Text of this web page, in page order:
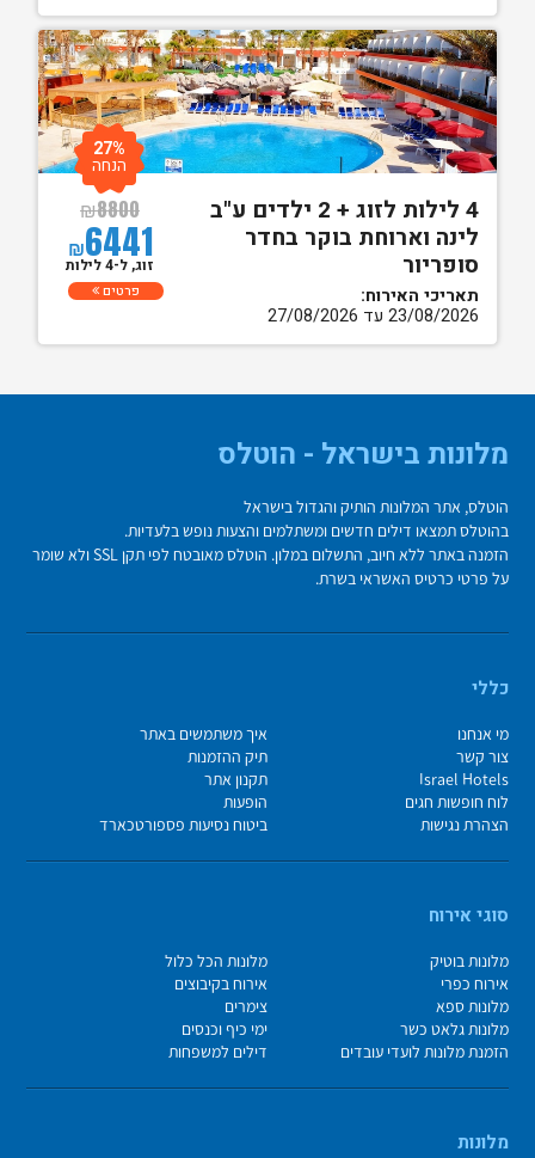
4 לילות לזוג + 2 ילדים ע"ב
לינה וארוחת בוקר בחדר
סופריור
תאריכי האירוח:
23/08/2026 עד 27/08/2026
₪8800
₪6441
27%
הנחה
זוג, ל-4 לילות
פרטים
מלונות בישראל - הוטלס
הוטלס, אתר המלונות הותיק והגדול בישראל
בהוטלס תמצאו דילים חדשים ומשתלמים והצעות נופש בלעדיות.
הזמנה באתר ללא חיוב, התשלום במלון. הוטלס מאובטח לפי תקן SSL ולא שומר
על פרטי כרטיס האשראי בשרת.
כללי
מי אנחנו
איך משתמשים באתר
צור קשר
תיק ההזמנות
Israel Hotels
תקנון אתר
לוח חופשות חגים
הופעות
הצהרת נגישות
ביטוח נסיעות פספורטכארד
סוגי אירוח
מלונות בוטיק
מלונות הכל כלול
אירוח כפרי
אירוח בקיבוצים
מלונות ספא
צימרים
מלונות גלאט כשר
ימי כיף וכנסים
הזמנת מלונות לועדי עובדים
דילים למשפחות
מלונות